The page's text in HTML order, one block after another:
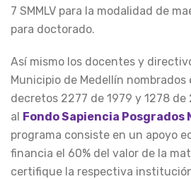
7 SMMLV para la modalidad de
para doctorado.
Así mismo los docentes y
Municipio de Medellín nombrados
decretos 2277 de 1979 y 1278
al Fondo Sapiencia Posgrados
programa consiste en un apoyo
financia el 60% del valor de la
certifique la respectiva